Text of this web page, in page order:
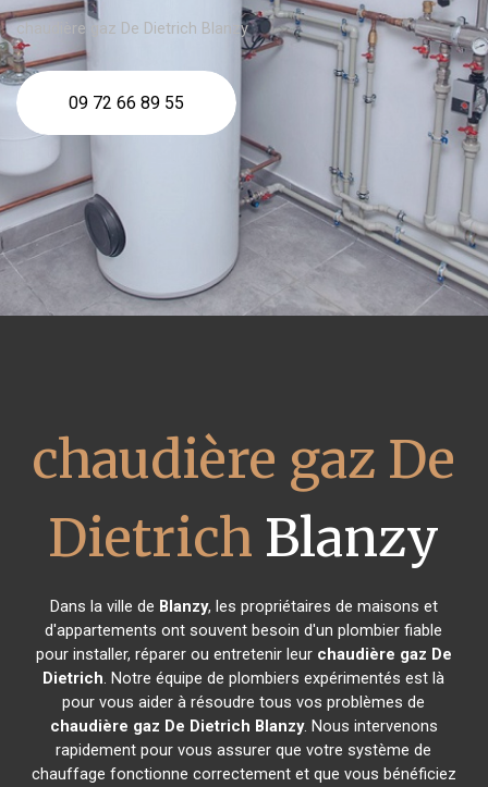
chaudière gaz De Dietrich Blanzy
09 72 66 89 55
chaudière gaz De
Dietrich Blanzy
Dans la ville de Blanzy, les propriétaires de maisons et
d'appartements ont souvent besoin d'un plombier fiable
pour installer, réparer ou entretenir leur chaudière gaz De
Dietrich. Notre équipe de plombiers expérimentés est là
pour vous aider à résoudre tous vos problèmes de
chaudière gaz De Dietrich Blanzy. Nous intervenons
rapidement pour vous assurer que votre système de
chauffage fonctionne correctement et que vous bénéficiez